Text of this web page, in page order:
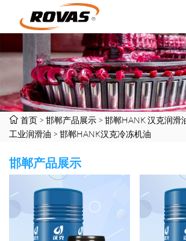
首页 > 邯郸产品展示 > 邯郸HANK 汉克润滑
工业润滑油 > 邯郸HANK汉克冷冻机油
邯郸产品展示